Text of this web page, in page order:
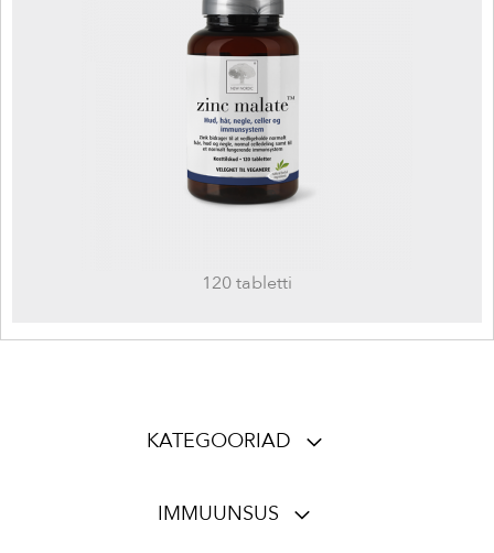
120 tabletti
KATEGOORIAD
IMMUUNSUS